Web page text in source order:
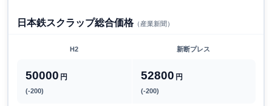
日本鉄スクラップ総合価格（産業新聞）
H2 新断プレス
50000 円
(-200)
52800 円
(-200)